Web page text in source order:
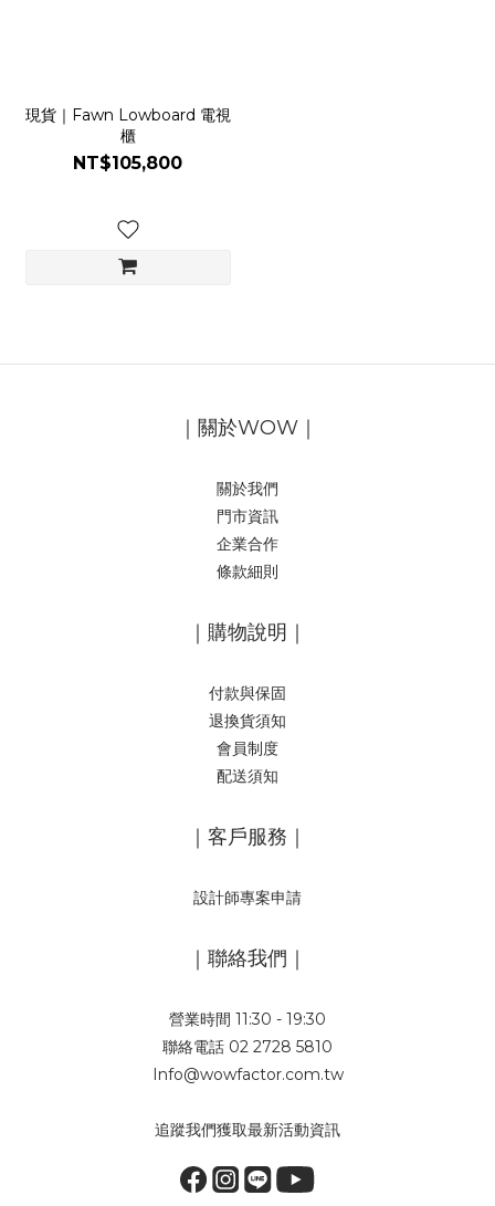
現貨｜Fawn Lowboard 電視
櫃
NT$105,800
｜關於WOW｜
關於我們
門市資訊
企業合作
條款細則
｜購物說明｜
付款與保固
退換貨須知
會員制度
配送須知
｜客戶服務｜
設計師專案申請
｜聯絡我們｜
營業時間 11:30 - 19:30
聯絡電話 02 2728 5810
Info@wowfactor.com.tw
追蹤我們獲取最新活動資訊